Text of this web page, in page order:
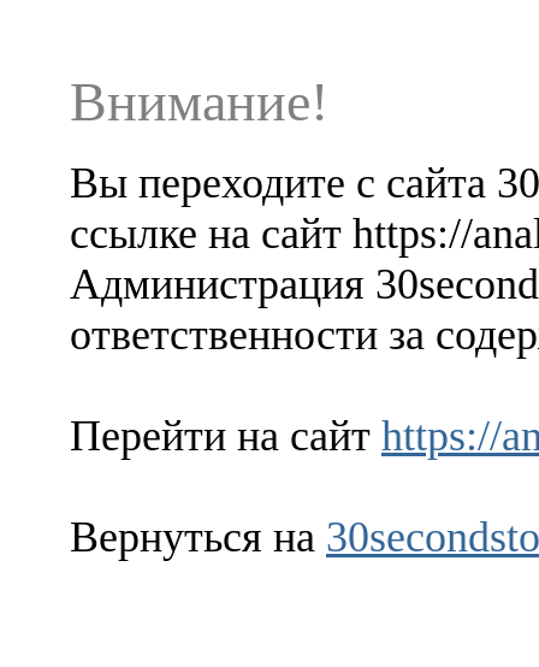
Внимание!
Вы переходите с сайта
ссылке на сайт https://
Администрация
ответственности за
Перейти на сайт https://
Вернуться на